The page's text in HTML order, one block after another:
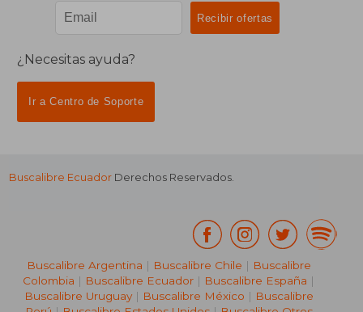
¿Necesitas ayuda?
Ir a Centro de Soporte
Buscalibre Ecuador Derechos Reservados.
Buscalibre Argentina | Buscalibre Chile | Buscalibre
Colombia | Buscalibre Ecuador | Buscalibre España |
Buscalibre Uruguay| Buscalibre México | Buscalibre